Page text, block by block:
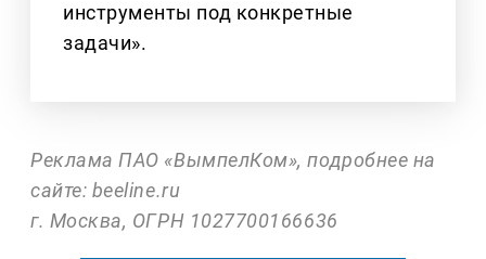
инструменты под конкретные
задачи».
Реклама ПАО «ВымпелКом», подробнее на
сайте: beeline.ru
г. Москва, ОГРН 1027700166636